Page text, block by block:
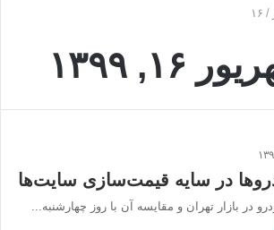
/ ۱۶
۱۶, ۱۳۹۹
در سایه قیمت‌سازی سایت‌ها
در بازار تهران و مقایسه آن با روز چهارشنبه...